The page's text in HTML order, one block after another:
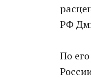
РФ
По